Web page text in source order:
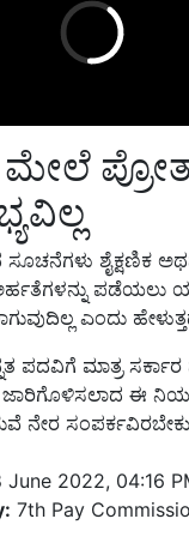
ಶೈಕ್ಷಣಿಕ
ಪಡೆಯಲು
ಎಂದು
ಮಾತ್ರ ಸರ್ಕಾರ
ಜಾರಿಗೊಳಿಸಲಾದ ಈ
ನೇರ
June 2022, 04:16
7th Pay